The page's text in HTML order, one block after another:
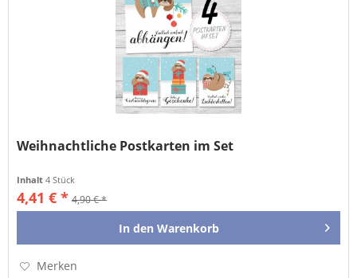
Weihnachtliche Postkarten im Set
Inhalt4 Stück
4,41 € * 4,90 € *
In den Warenkorb
Merken